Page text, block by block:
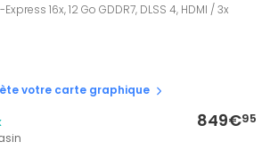
16x, 12 Go GDDR7, DLSS 4, HDMI / 3x
votre carte graphique
849€95